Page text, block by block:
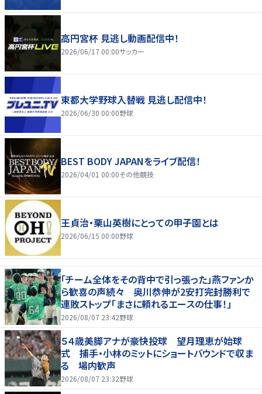
高円宮杯 見逃し動画配信中！
2026/06/17 00:00サッカー
東都大学野球入替戦 見逃し配信中！
2026/06/30 00:00野球
BEST BODY JAPANをライブ配信！
2026/04/01 00:00その他競技
王貞治・栗山英樹にとっての甲子園とは
2026/06/15 00:00野球
「チーム全体をその背中で引っ張った」燕ファンか
ら歓喜の声続々 奥川恭伸が2安打完封勝利で
連敗ストップ「まさに頼れるエースの仕事！」
2026/08/07 23:42野球
５４歳美脚アナが豪快投球 望月理恵が始球
式 捕手・小林のミットにショートバウンドで収ま
る 場内歓声
2026/08/07 23:32野球